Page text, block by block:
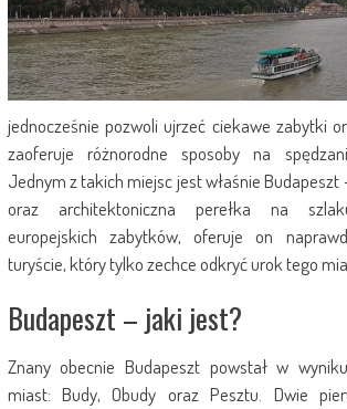
jednocześnie pozwoli ujrzeć ciekawe zabytki
zaoferuje różnorodne sposoby na
Jednym z takich miejsc jest właśnie Budapeszt
oraz architektoniczna perełka na
europejskich zabytków, oferuje on
turyście, który tylko zechce odkryć urok tego
Budapeszt – jaki jest?
Znany obecnie Budapeszt powstał w
miast: Budy, Obudy oraz Pesztu. Dwie